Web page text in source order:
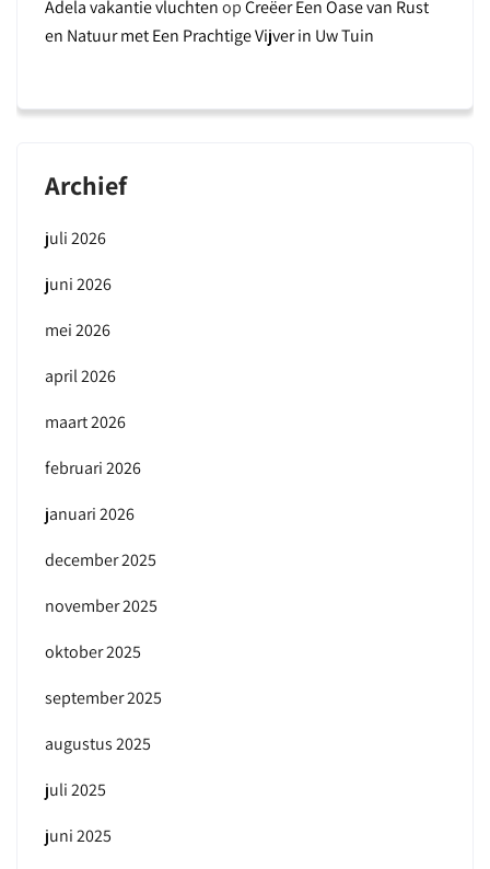
Adela vakantie vluchtenopCreëer Een Oase van Rust
en Natuur met Een Prachtige Vijver in Uw Tuin
Archief
juli 2026
juni 2026
mei 2026
april 2026
maart 2026
februari 2026
januari 2026
december 2025
november 2025
oktober 2025
september 2025
augustus 2025
juli 2025
juni 2025